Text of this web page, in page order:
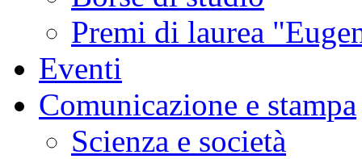
Premi di laurea
Eventi
Comunicazione e stampa
Scienza e società